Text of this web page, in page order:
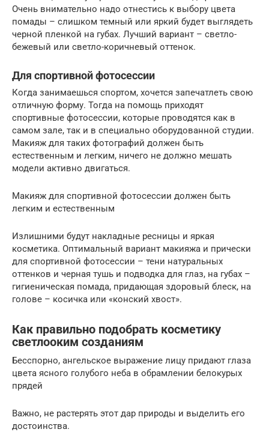
Очень внимательно надо отнестись к выбору цвета
помады – слишком темный или яркий будет выглядеть
черной пленкой на губах. Лучший вариант – светло-
бежевый или светло-коричневый оттенок.
Для спортивной фотосессии
Когда занимаешься спортом, хочется запечатлеть свою
отличную форму. Тогда на помощь приходят
спортивные фотосессии, которые проводятся как в
самом зале, так и в специально оборудованной студии.
Макияж для таких фотографий должен быть
естественным и легким, ничего не должно мешать
модели активно двигаться.
Макияж для спортивной фотосессии должен быть
легким и естественным
Излишними будут накладные ресницы и яркая
косметика. Оптимальный вариант макияжа и прически
для спортивной фотосессии – тени натуральных
оттенков и черная тушь и подводка для глаз, на губах –
гигиеническая помада, придающая здоровый блеск, на
голове – косичка или «конский хвост».
Как правильно подобрать косметику
светлооким созданиям
Бесспорно, ангельское выражение лицу придают глаза
цвета ясного голубого неба в обрамлении белокурых
прядей
Важно, не растерять этот дар природы и выделить его
достоинства.